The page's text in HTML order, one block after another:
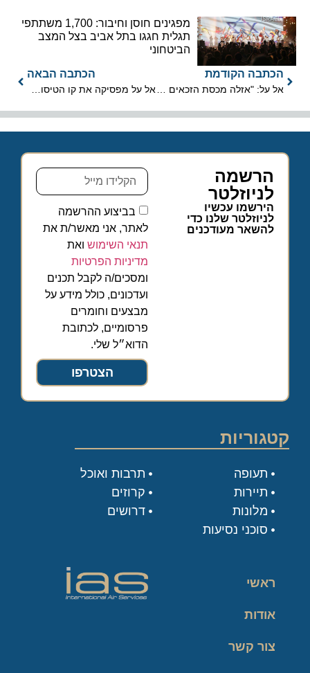
מפגינים חוסן וחיבור: 1,700 משתתפי
תגלית חגגו בתל אביב בצל המצב
הביטחוני
הכתבה הקודמת
אל על: "אזלה מכסת הזכאים ויפתח מלאי נוסף"
הכתבה הבאה
אל על מפסיקה את קו הטיסות ת״א-מוסקבה
הרשמה
לניוזלטר
הירשמו עכשיו
לניוזלטר שלנו כדי
להשאר מעודכנים
בביצוע ההרשמה
לאתר, אני מאשר/ת את
תנאי השימוש ואת
מדיניות הפרטיות
ומסכים/ה לקבל תכנים
ועדכונים, כולל מידע על
מבצעים וחומרים
פרסומיים, לכתובת
הדוא״ל שלי.
הצטרפו
קטגוריות
תעופה
תיירות
מלונות
סוכני נסיעות
תרבות ואוכל
קרוזים
דרושים
ראשי
אודות
צור קשר